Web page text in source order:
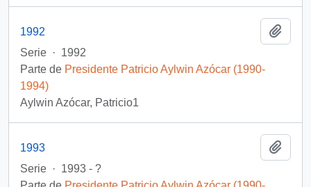
1992
Serie · 1992
Parte de Presidente Patricio Aylwin Azócar (1990-
1994)
Aylwin Azócar, Patricio1
1993
Serie · 1993 - ?